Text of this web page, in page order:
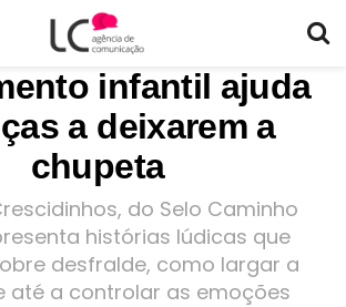
infantil ajuda
a deixarem a
chupeta
do Selo Caminho
histórias lúdicas que
desfralde, como largar a
até a controlar as emoções